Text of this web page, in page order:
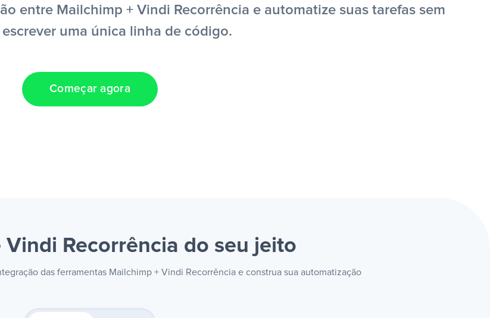
entre Mailchimp + Vindi Recorrência e automatize suas tarefas sem
uma única linha de código.
Começar agora
Vindi Recorrência do seu jeito
das ferramentas Mailchimp + Vindi Recorrência e construa sua automatização